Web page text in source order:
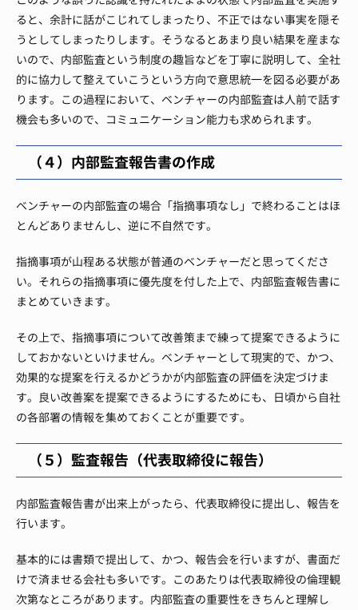
ると、余計に話がこじれてしまったり、不正ではない事実を隠そ
うとしてしまったりします。 そうなるとあまり良い結果を産まな
いので、内部監査という制度の趣旨などを丁寧に説明して、全社
的に協力して整えていこうという方向で意思統一を図る必要があ
ります。 この過程において、ベンチャーの内部監査は人前で話す
機会も多いので、コミュニケーション能力も求められます。
（４）内部監査報告書の作成
ベンチャーの内部監査の場合「指摘事項なし」で終わることはほ
とんどありませんし、逆に不自然です。
指摘事項が山程ある状態が普通のベンチャーだと思ってくださ
い。 それらの指摘事項に優先度を付した上で、内部監査報告書に
まとめていきます。
その上で、指摘事項について改善策まで練って提案できるように
しておかないといけません。 ベンチャーとして現実的で、かつ、
効果的な提案を行えるかどうかが内部監査の評価を決定づけま
す。 良い改善案を提案できるようにするためにも、日頃から自社
の各部署の情報を集めておくことが重要です。
（５）監査報告（代表取締役に報告）
内部監査報告書が出来上がったら、代表取締役に提出し、報告を
行います。
基本的には書類で提出して、かつ、報告会を行いますが、書面だ
けで済ませる会社も多いです。 このあたりは代表取締役の倫理観
次第なところがあります。 内部監査の重要性をきちんと理解し